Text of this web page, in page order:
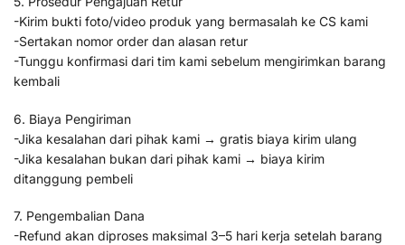
-Kirim bukti foto/video produk yang bermasalah ke CS kami
-Sertakan nomor order dan alasan retur
-Tunggu konfirmasi dari tim kami sebelum mengirimkan barang
kembali
6. Biaya Pengiriman
-Jika kesalahan dari pihak kami → gratis biaya kirim ulang
-Jika kesalahan bukan dari pihak kami → biaya kirim
ditanggung pembeli
7. Pengembalian Dana
-Refund akan diproses maksimal 3–5 hari kerja setelah barang